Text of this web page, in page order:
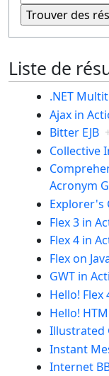
Liste de
.NET
Ajax in
Bitter EJB
Collective
Acronym
Explorer's
Flex 3 in
Flex 4 in
Flex on
GWT in
Hello! Flex
Hello!
Illustrated
Instant
Internet